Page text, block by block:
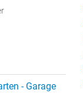
- Garage